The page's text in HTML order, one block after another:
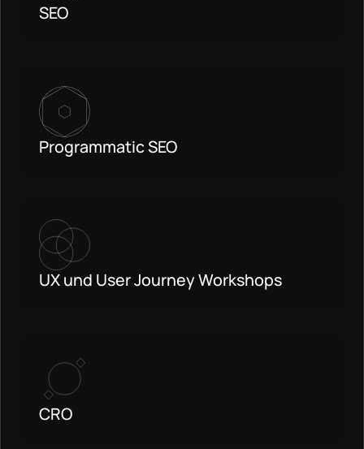
SEO
Programmatic SEO
UX und User Journey Workshops
CRO